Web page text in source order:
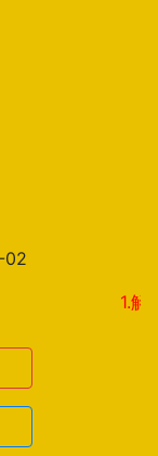
02
1.解夢結